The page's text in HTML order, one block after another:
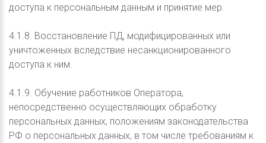
доступа к персональным данным и принятие мер.
4.1.8. Восстановление ПД, модифицированных или
уничтоженных вследствие несанкционированного
доступа к ним.
4.1.9. Обучение работников Оператора,
непосредственно осуществляющих обработку
персональных данных, положениям законодательства
РФ о персональных данных, в том числе требованиям к